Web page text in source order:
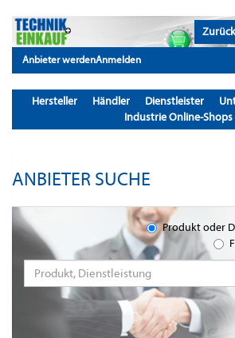
Anbieter werdenAnmelden
Hersteller Händler Dienstleister
Industrie Online-Shops
ANBIETER SUCHE
Produkt oder